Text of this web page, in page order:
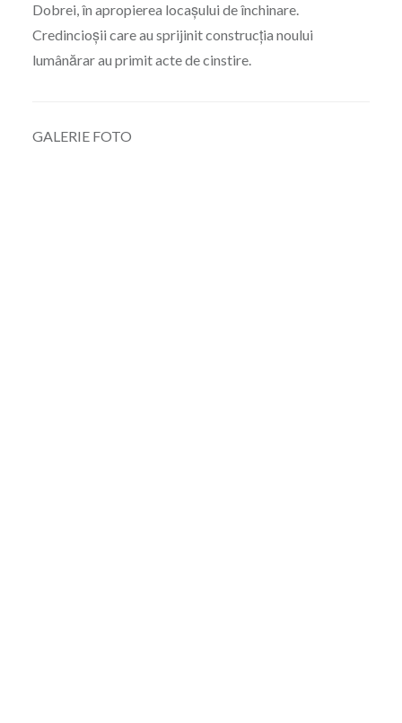
Dobrei, în apropierea locașului de închinare.
Credincioșii care au sprijinit construcția noului
lumânărar au primit acte de cinstire.
GALERIE FOTO